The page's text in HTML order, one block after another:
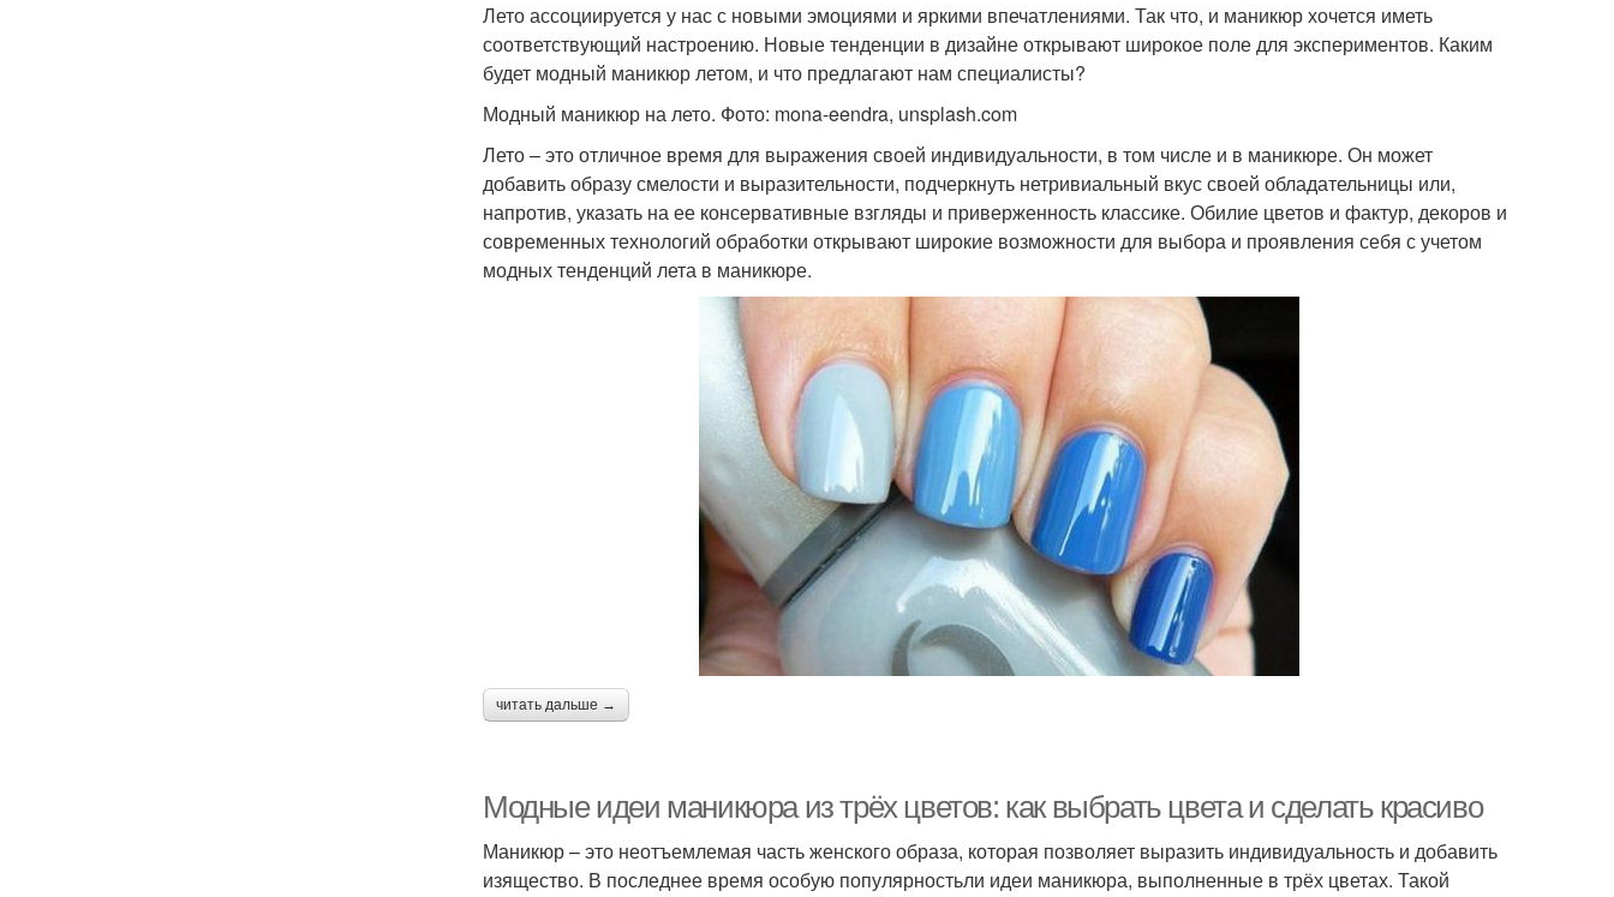
Лето ассоциируется у нас с новыми эмоциями и яркими впечатлениями. Так что, и маникюр хочется иметь
соответствующий настроению. Новые тенденции в дизайне открывают широкое поле для экспериментов. Каким
будет модный маникюр летом, и что предлагают нам специалисты?
Модный маникюр на лето. Фото: mona-eendra, unsplash.com
Лето – это отличное время для выражения своей индивидуальности, в том числе и в маникюре. Он может
добавить образу смелости и выразительности, подчеркнуть нетривиальный вкус своей обладательницы или,
напротив, указать на ее консервативные взгляды и приверженность классике. Обилие цветов и фактур, декоров и
современных технологий обработки открывают широкие возможности для выбора и проявления себя с учетом
модных тенденций лета в маникюре.
читать дальше →
Модные идеи маникюра из трёх цветов: как выбрать цвета и сделать красиво
Маникюр – это неотъемлемая часть женского образа, которая позволяет выразить индивидуальность и добавить
изящество. В последнее время особую популярностьли идеи маникюра, выполненные в трёх цветах. Такой